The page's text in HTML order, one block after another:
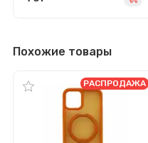
Похожие товары
РАСПРОДАЖА